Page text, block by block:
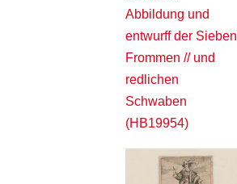
Abbildung und
entwurff der Sieben
Frommen // und
redlichen
Schwaben
(HB19954)